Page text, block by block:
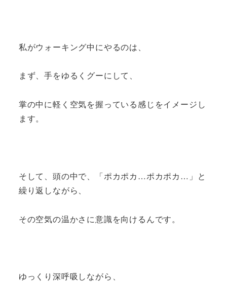
私がウォーキング中にやるのは、
まず、手をゆるくグーにして、
掌の中に軽く空気を握っている感じをイメージし
ます。
そして、頭の中で、「ポカポカ…ポカポカ…」と
繰り返しながら、
その空気の温かさに意識を向けるんです。
ゆっくり深呼吸しながら、